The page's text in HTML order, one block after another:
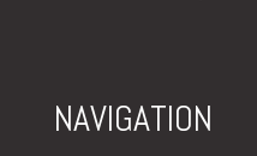
NAVIGATION